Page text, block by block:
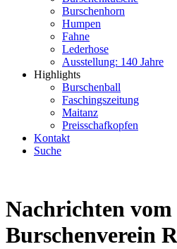
Burschenhorn
Humpen
Fahne
Lederhose
Ausstellung: 140 Jahre
Highlights
Burschenball
Faschingszeitung
Maitanz
Preisschafkopfen
Kontakt
Suche
Nachrichten vom
Burschenverein